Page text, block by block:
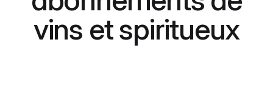
vins et spiritueux